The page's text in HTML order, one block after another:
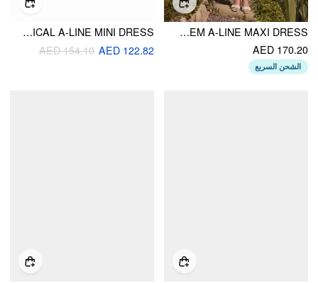
CHIFFON HALTER NECKLINE BEADED RUCHED ASYMMETRICAL RUFFLE HEM A-LINE MAXI DRESS
AED 170.20
الشحن السريع
LACE HALTER NECKLINE ASYMMETRICAL A-LINE MINI DRESS
AED 122.82
AED 154.10